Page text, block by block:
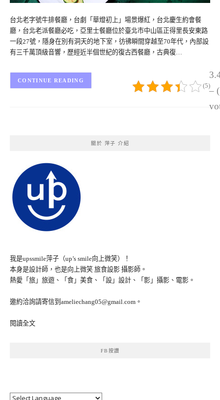
台北老字號牛排餐廳，台劇「華燈初上」場景爆紅，台北慶生約會餐
廳，台北老派餐廳必吃，亞里士餐廳位於臺北市中山區正得里長安東路
一段27號，隱身在別有洞天的地下室，彷彿瞬間穿越至70年代，內部設
有三千萬頂級音響，歷經近半個世紀的復古西餐廳，古典復…
–
(5)
CONTINUE READING
關於 萍子 介紹
我是upssmile萍子（up’s smile向上微笑）！
本身是設計師，也是向上微笑 旅食設影 攝影師。
熱愛「旅」旅遊、「食」美食、「設」設計、「影」攝影、電影。
邀約洽詢請寄信到ameliechang05@gmail.com。
閱讀全文
FB按讚